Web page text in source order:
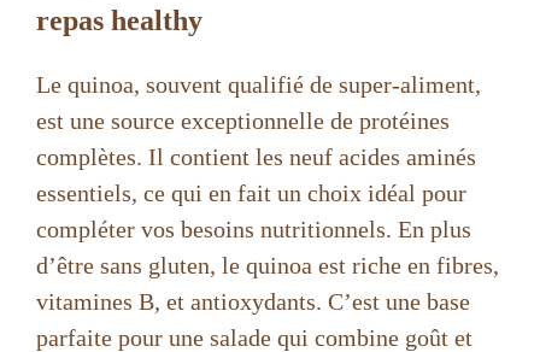
repas healthy
Le quinoa, souvent qualifié de super-aliment,
est une source exceptionnelle de protéines
complètes. Il contient les neuf acides aminés
essentiels, ce qui en fait un choix idéal pour
compléter vos besoins nutritionnels. En plus
d’être sans gluten, le quinoa est riche en fibres,
vitamines B, et antioxydants. C’est une base
parfaite pour une salade qui combine goût et